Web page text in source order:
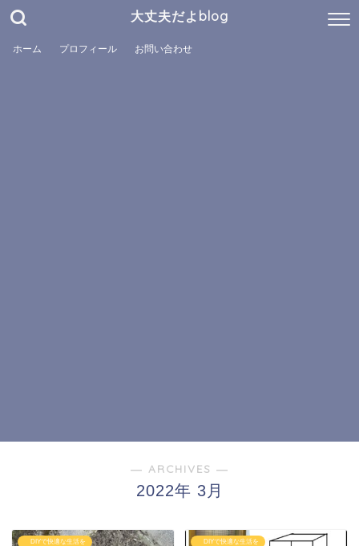
大丈夫だよblog
ホーム プロフィール お問い合わせ
― ARCHIVES ―
2022年 3月
DIYで快適な生活を DIYで快適な生活を